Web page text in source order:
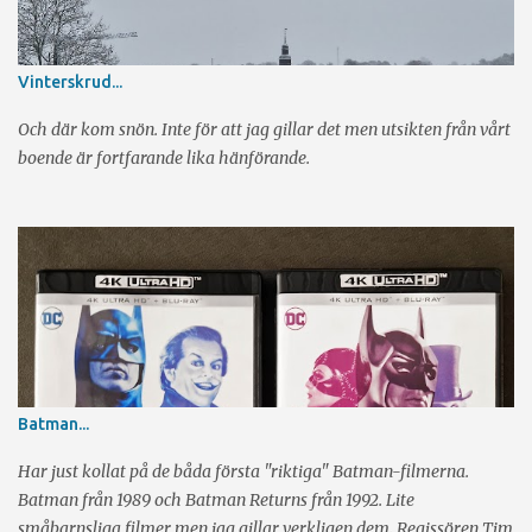
Vinterskrud...
Och där kom snön. Inte för att jag gillar det men utsikten från vårt
boende är fortfarande lika hänförande.
Batman...
Har just kollat på de båda första "riktiga" Batman-filmerna.
Batman från 1989 och Batman Returns från 1992. Lite